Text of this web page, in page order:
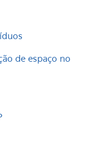
de espaço no